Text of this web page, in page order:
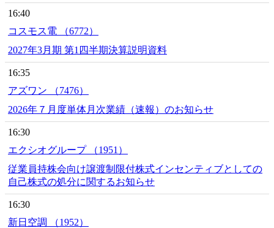
16:40
コスモス電 （6772）
2027年3月期 第1四半期決算説明資料
16:35
アズワン （7476）
2026年７月度単体月次業績（速報）のお知らせ
16:30
エクシオグループ （1951）
従業員持株会向け譲渡制限付株式インセンティブとしての
自己株式の処分に関するお知らせ
16:30
新日空調 （1952）